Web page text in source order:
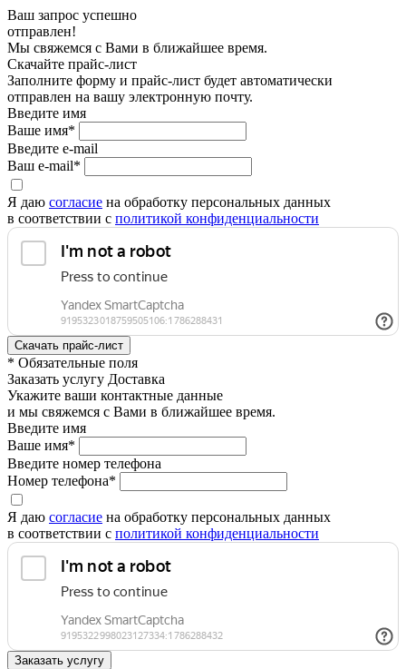
Ваш запрос успешно
отправлен!
Мы свяжемся с Вами в ближайшее время.
Скачайте прайс-лист
Заполните форму и прайс-лист будет автоматически
отправлен на вашу электронную почту.
Введите имя
Ваше имя*
Введите e-mail
Ваш e-mail*
Я даю согласие на обработку персональных данных
в соответствии с политикой конфиденциальности
* Обязательные поля
Заказать услугу Доставка
Укажите ваши контактные данные
и мы свяжемся с Вами в ближайшее время.
Введите имя
Ваше имя*
Введите номер телефона
Номер телефона*
Я даю согласие на обработку персональных данных
в соответствии с политикой конфиденциальности